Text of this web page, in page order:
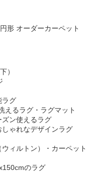
形 オーダーカーペット
）
ラグ
えるラグ・ラグマット
ズン使えるラグ
しゃれなデザインラグ
ィルトン）・カーペット
のラグ